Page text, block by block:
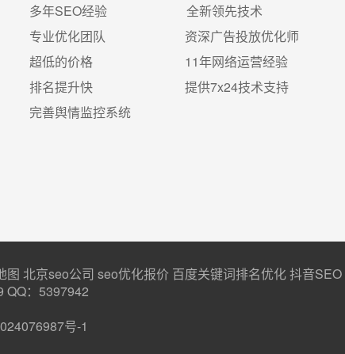
多年SEO经验 全新领先技术
专业优化团队 资深广告投放优化师
超低的价格 11年网络运营经验
排名提升快 提供7x24技术支持
完善舆情监控系统
图 北京seo公司 seo优化报价 百度关键词排名优化抖音SEO
QQ：5397942
号-1